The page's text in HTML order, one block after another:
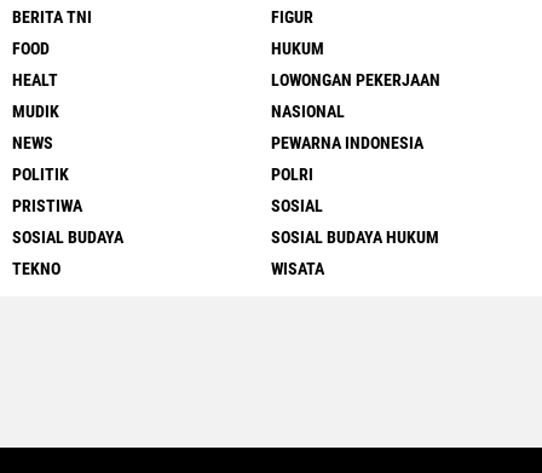
BERITA TNI
FIGUR
FOOD
HUKUM
HEALT
LOWONGAN PEKERJAAN
MUDIK
NASIONAL
NEWS
PEWARNA INDONESIA
POLITIK
POLRI
PRISTIWA
SOSIAL
SOSIAL BUDAYA
SOSIAL BUDAYA HUKUM
TEKNO
WISATA